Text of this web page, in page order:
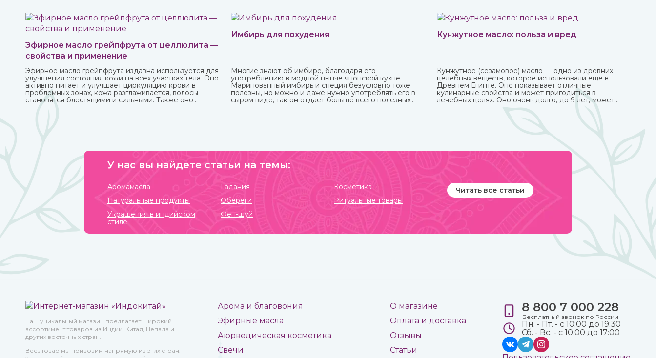
Эфирное масло грейпфрута от целлюлита —
свойства и применение
Эфирное масло грейпфрута издавна используется для
улучшения состояния кожи на всех участках тела. Оно
активно питает и улучшает циркуляцию крови в
проблемных зонах, кожа разглаживается, волосы
становятся блестящими и сильными. Также оно
великолепно влияет на настроение, бодрит и
наполняет жизненными силами.
Имбирь для похудения
Многие знают об имбире, благодаря его
употреблению в модной нынче японской кухне.
Маринованный имбирь и специя безусловно тоже
полезны, но можно и даже нужно употреблять его в
сыром виде, так он отдает больше всего полезных
Кунжутное масло: польза и вред
Кунжутное (сезамовое) масло — одно из древних
целебных веществ, которое использовали еще в
Древнем Египте. Оно показывает отличные
кулинарные свойства и может пригодиться в
лечебных целях. Оно очень долго, до 9 лет, может
храниться без потери ценных качеств.
У нас вы найдете статьи на темы:
Аромамасла Гадания
Косметика
Натуральные продукты
Обереги
Ритуальные товары
Украшения в индийском
стиле
Фен-шуй
Читать все статьи
Наш уникальный магазин предлагает широкий
ассортимент товаров из Индии, Китая, Непала и
других восточных стран.
Весь товар мы привозим напрямую из этих стран.
Арома и благовония
Эфирные масла
Аюрведическая косметика
Свечи
О магазине
Оплата и доставка
Отзывы
Статьи
8 800 7 000 228
Бесплатный звонок по России
Пн. - Пт. - с 10:00 до 19:30
Сб. - Вс. - с 10:00 до 17:00